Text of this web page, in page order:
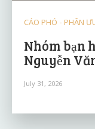
CÁO PHÓ - PHÂN
Nhóm bạn
Nguyễn
July 31, 2026